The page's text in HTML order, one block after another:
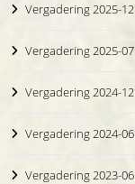
Vergadering 2025-12
Vergadering 2025-07
Vergadering 2024-12
Vergadering 2024-06
Vergadering 2023-06